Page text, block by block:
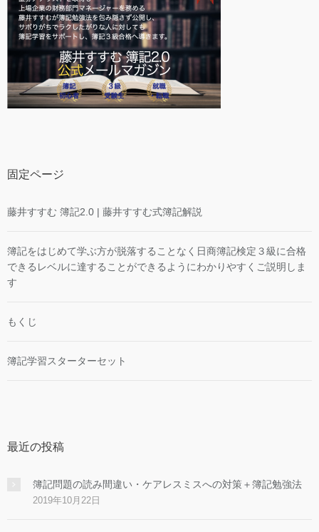
固定ページ
藤井すすむ 簿記2.0 | 藤井すすむ式簿記解説
簿記をはじめて学ぶ方が脱落することなく日商簿記検定３級に合格
できるレベルに達することができるようにわかりやすくご説明しま
す
もくじ
簿記学習スターターセット
最近の投稿
簿記問題の読み間違い・ケアレスミスへの対策＋簿記勉強法
2019年10月22日